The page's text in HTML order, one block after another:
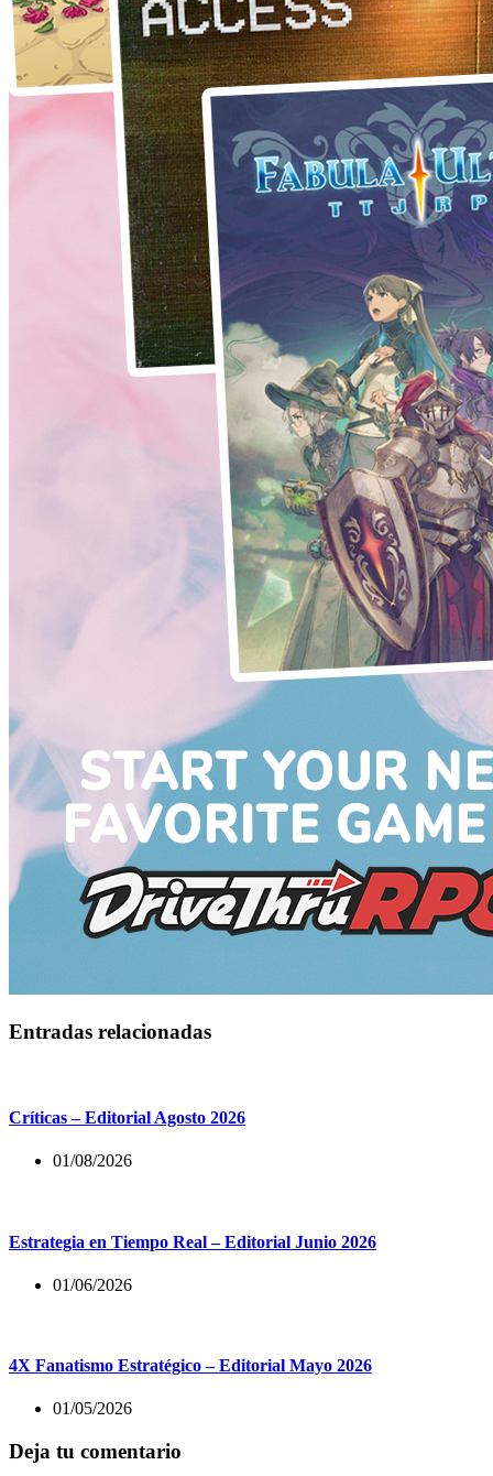
Entradas relacionadas
Críticas – Editorial Agosto 2026
01/08/2026
Estrategia en Tiempo Real – Editorial Junio 2026
01/06/2026
4X Fanatismo Estratégico – Editorial Mayo 2026
01/05/2026
Deja tu comentario